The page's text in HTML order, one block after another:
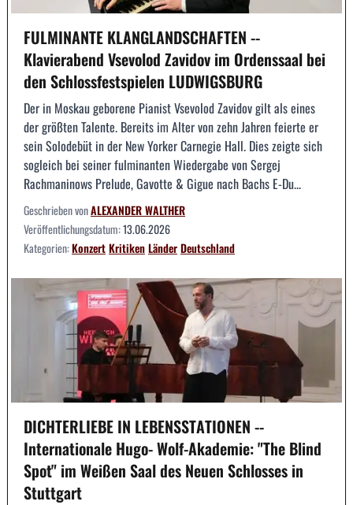
FULMINANTE KLANGLANDSCHAFTEN --
Klavierabend Vsevolod Zavidov im Ordenssaal bei
den Schlossfestspielen LUDWIGSBURG
Der in Moskau geborene Pianist Vsevolod Zavidov gilt als eines
der größten Talente. Bereits im Alter von zehn Jahren feierte er
sein Solodebüt in der New Yorker Carnegie Hall. Dies zeigte sich
sogleich bei seiner fulminanten Wiedergabe von Sergej
Rachmaninows Prelude, Gavotte & Gigue nach Bachs E-Du...
Geschrieben vonALEXANDER WALTHER
Veröffentlichungsdatum:13.06.2026
Kategorien:KonzertKritikenLänderDeutschland
DICHTERLIEBE IN LEBENSSTATIONEN --
Internationale Hugo- Wolf-Akademie: "The Blind
Spot" im Weißen Saal des Neuen Schlosses in
Stuttgart